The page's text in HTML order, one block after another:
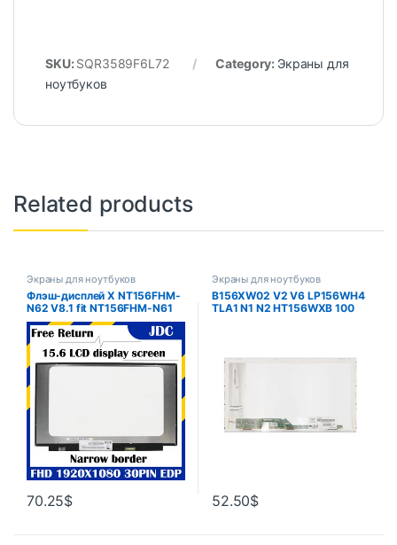
SKU: SQR3589F6L72 Category: Экраны для
ноутбуков
Related products
Экраны для ноутбуков
Флэш-дисплей X NT156FHM-
N62 V8.1 fit NT156FHM-N61
B156HTN06.1 TV156FHM-NH1
N156HGA-EA3 EDP
1920X1080
70.25$
Экраны для ноутбуков
B156XW02 V2 V6 LP156WH4
TLA1 N1 N2 HT156WXB 100
ноутбука ЖК-матрица
52.50$